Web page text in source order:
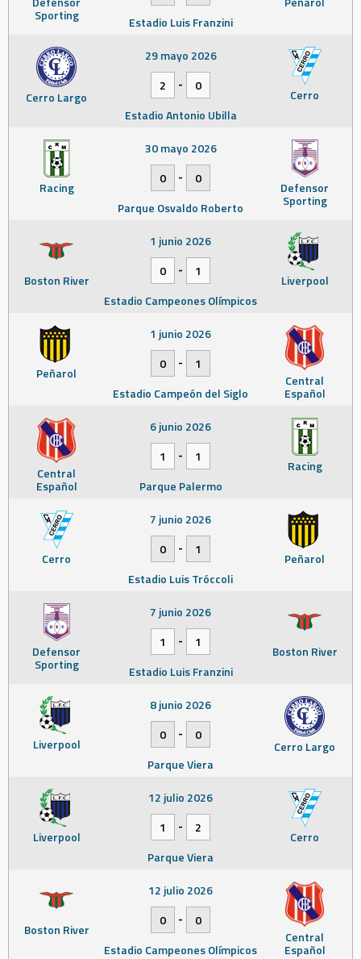
Sporting
Estadio Luis Franzini
Cerro Largo Cerro
29 mayo 2026
2
-
0
Estadio Antonio Ubilla
Racing Defensor
Sporting
30 mayo 2026
0
-
0
Parque Osvaldo Roberto
Boston River Liverpool
1 junio 2026
0
-
1
Estadio Campeones Olímpicos
Peñarol Central
Español
1 junio 2026
0
-
1
Estadio Campeón del Siglo
Central
Español
Racing
6 junio 2026
1
-
1
Parque Palermo
Cerro Peñarol
7 junio 2026
0
-
1
Estadio Luis Tróccoli
Defensor
Sporting
Boston River
7 junio 2026
1
-
1
Estadio Luis Franzini
Liverpool Cerro Largo
8 junio 2026
0
-
0
Parque Viera
Liverpool Cerro
12 julio 2026
1
-
2
Parque Viera
Boston River Central
Español
12 julio 2026
0
-
0
Estadio Campeones Olímpicos